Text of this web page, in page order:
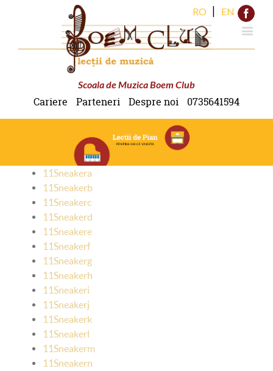
Scoala de Muzica Boem Club
RO EN
Cariere Parteneri Despre noi 0735641594
11Sneakera
11Sneakerb
11Sneakerc
11Sneakerd
11Sneakere
11Sneakerf
11Sneakerg
11Sneakerh
11Sneakeri
11Sneakerj
11Sneakerk
11Sneakerl
11Sneakerm
11Sneakern